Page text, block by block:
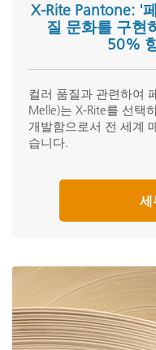
X-Rite Pantone: '
질 문화를 구현
50%
컬러 품질과 관련하여
Melle)는 X-Rite를 선택
개발함으로서 전 세계
습니다.
세